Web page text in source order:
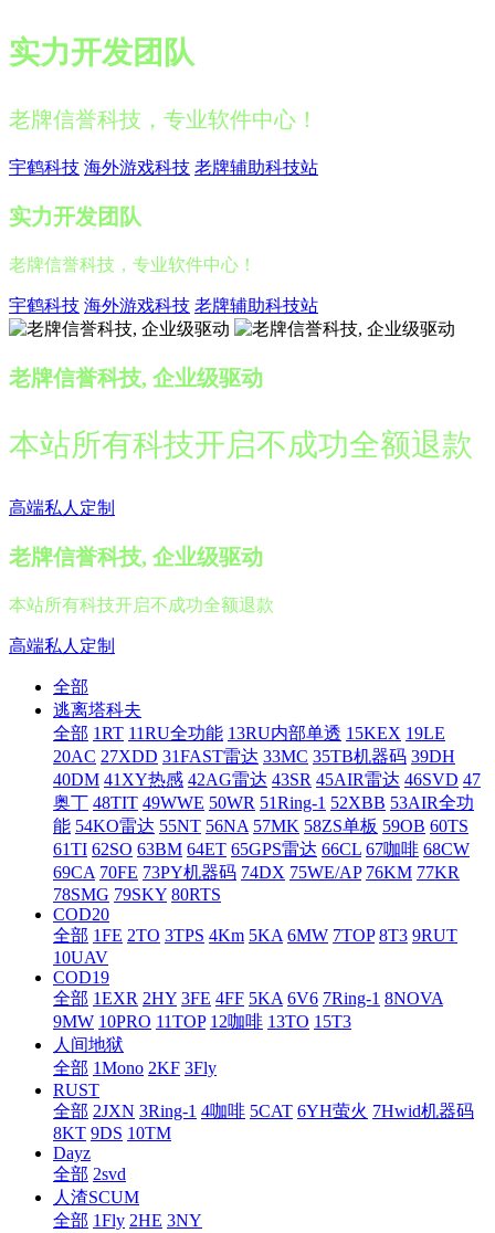
实力开发团队
老牌信誉科技，专业软件中心！
宇鹤科技 海外游戏科技 老牌辅助科技站
实力开发团队
老牌信誉科技，专业软件中心！
宇鹤科技 海外游戏科技 老牌辅助科技站
老牌信誉科技, 企业级驱动
本站所有科技开启不成功全额退款
高端私人定制
老牌信誉科技, 企业级驱动
本站所有科技开启不成功全额退款
高端私人定制
全部
逃离塔科夫
全部 1RT 11RU全功能 13RU内部单透 15KEX 19LE
20AC 27XDD 31FAST雷达 33MC 35TB机器码 39DH
40DM 41XY热感 42AG雷达 43SR 45AIR雷达 46SVD 47
奥丁 48TIT 49WWE 50WR 51Ring-1 52XBB 53AIR全功
能 54KO雷达 55NT 56NA 57MK 58ZS单板 59OB 60TS
61TI 62SO 63BM 64ET 65GPS雷达 66CL 67咖啡 68CW
69CA 70FE 73PY机器码 74DX 75WE/AP 76KM 77KR
78SMG 79SKY 80RTS
COD20
全部 1FE 2TO 3TPS 4Km 5KA 6MW 7TOP 8T3 9RUT
10UAV
COD19
全部 1EXR 2HY 3FE 4FF 5KA 6V6 7Ring-1 8NOVA
9MW 10PRO 11TOP 12咖啡 13TO 15T3
人间地狱
全部 1Mono 2KF 3Fly
RUST
全部 2JXN 3Ring-1 4咖啡 5CAT 6YH萤火 7Hwid机器码
8KT 9DS 10TM
Dayz
全部 2svd
人渣SCUM
全部 1Fly 2HE 3NY